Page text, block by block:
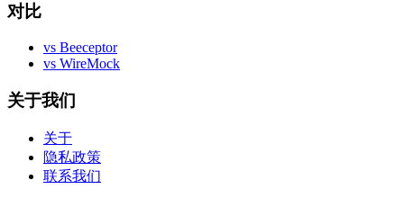
对比
vs Beeceptor
vs WireMock
关于我们
关于
隐私政策
联系我们